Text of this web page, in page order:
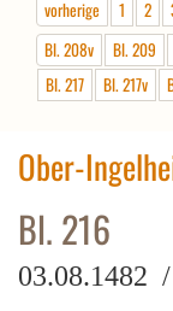
vorherige 1 2
Bl. 208v
Bl. 209
Bl. 217
Bl. 217v
Ober-
Bl. 216
03.08.1482